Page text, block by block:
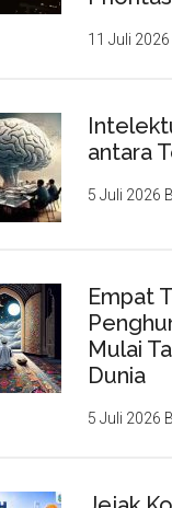
11 Juli 2026
antara
5 Juli 2026
Empat
Mulai
Dunia
5 Juli 2026